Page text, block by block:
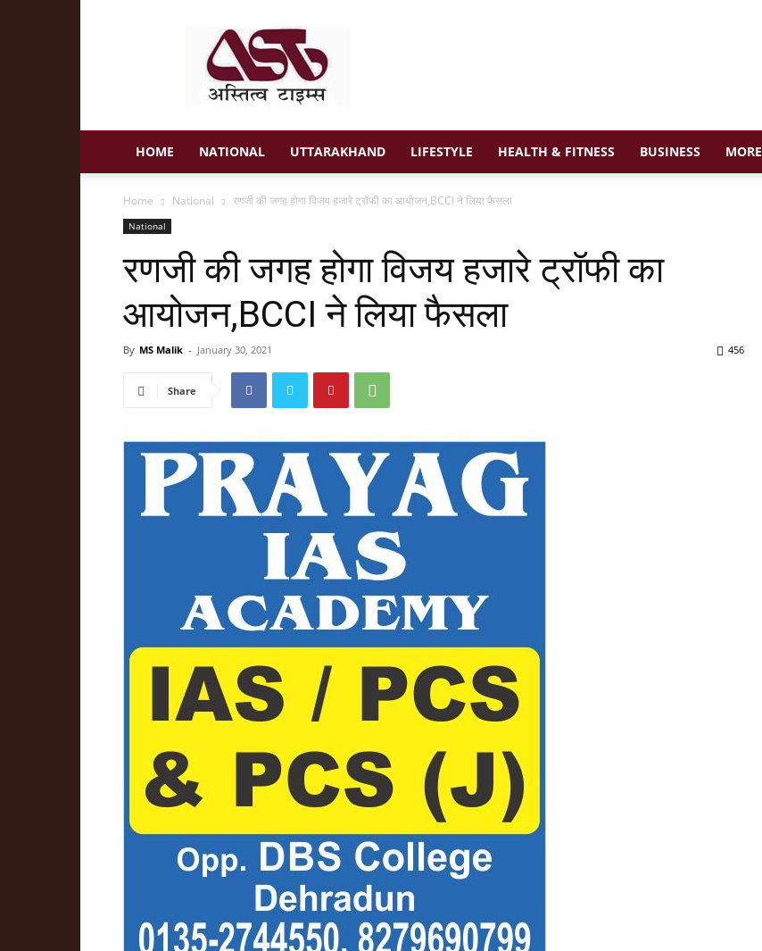
Astitva
Times
HOME NATIONAL UTTARAKHAND LIFESTYLE HEALTH & FITNESS BUSINESS MORE
Home National रणजी की जगह होगा विजय हजारे ट्रॉफी का आयोजन,BCCI ने लिया फैसला
National
रणजी की जगह होगा विजय हजारे ट्रॉफी का
आयोजन,BCCI ने लिया फैसला
By MS Malik - January 30, 2021 456
Share